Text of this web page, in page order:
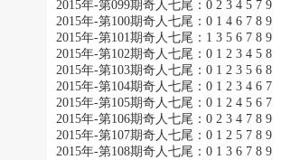
2015年-第099期奇人七尾：0 2 3 4 5 7 9
2015年-第100期奇人七尾：0 1 4 6 7 8 9
2015年-第101期奇人七尾：1 3 5 6 7 8 9
2015年-第102期奇人七尾：0 1 2 3 4 5 8
2015年-第103期奇人七尾：0 1 2 3 5 6 8
2015年-第104期奇人七尾：0 1 2 3 4 6 7
2015年-第105期奇人七尾：0 1 2 4 5 6 7
2015年-第106期奇人七尾：0 2 3 4 7 8 9
2015年-第107期奇人七尾：0 1 2 5 7 8 9
2015年-第108期奇人七尾：0 1 3 6 7 8 9